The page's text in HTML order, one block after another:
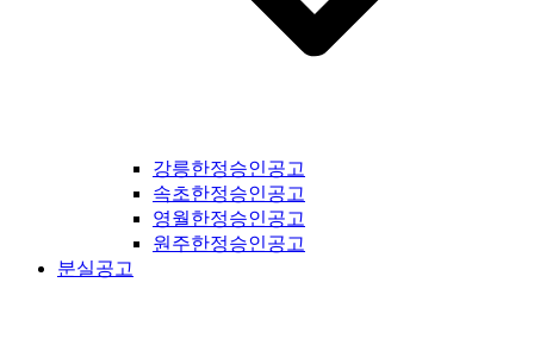
강릉한정승인공고
속초한정승인공고
영월한정승인공고
원주한정승인공고
분실공고